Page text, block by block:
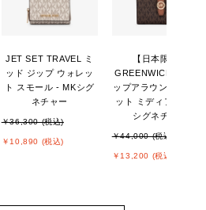
JET SET TRAVEL ミ
ッド ジップ ウォレッ
ト スモール - MKシグ
ネチャー
￥36,300 (税込)
￥10,890 (税込)
【日本限定】
GREENWICH タブ ジ
ップアラウンド ウォ
ット ミディアム - MK
シグネチャー
￥44,000 (税込)
￥13,200 (税込)